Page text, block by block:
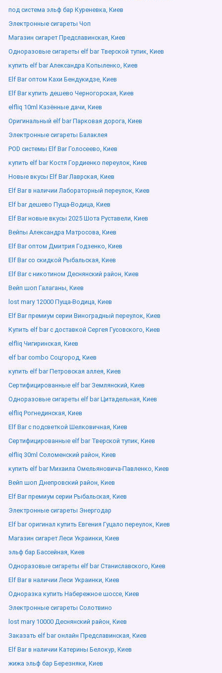
под система эльф бар Куреневка, Киев
Электронные сигареты Чоп
Магазин сигарет Предславинская, Киев
Одноразовые сигареты elf bar Тверской тупик, Киев
купить elf bar Александра Копыленко, Киев
Elf Bar оптом Кахи Бендукидзе, Киев
Elf Bar купить дешево Черногорская, Киев
elfliq 10ml Казённые дачи, Киев
Оригинальный elf bar Парковая дорога, Киев
Электронные сигареты Балаклея
POD системы Elf Bar Голосеево, Киев
купить elf bar Костя Гордиенко переулок, Киев
Новые вкусы Elf Bar Лаврская, Киев
Elf Bar в наличии Лабораторный переулок, Киев
Elf bar дешево Пуща-Водица, Киев
Elf Bar новые вкусы 2025 Шота Руставели, Киев
Вейпы Александра Матросова, Киев
Elf Bar оптом Дмитрия Годзенко, Киев
Elf Bar со скидкой Рыбальская, Киев
Elf Bar с никотином Деснянский район, Киев
Вейп шоп Галаганы, Киев
lost mary 12000 Пуща-Водица, Киев
Elf Bar премиум серии Виноградный переулок, Киев
Купить elf bar с доставкой Сергея Гусовского, Киев
elfliq Чигиринская, Киев
elf bar combo Соцгород, Киев
купить elf bar Петровская аллея, Киев
Сертифицированные elf bar Землянский, Киев
Одноразовые сигареты elf bar Цитадельная, Киев
elfliq Рогнединская, Киев
Elf Bar с подсветкой Шелковичная, Киев
Сертифицированные elf bar Тверской тупик, Киев
elfliq 30ml Соломенский район, Киев
купить elf bar Михаила Омельяновича-Павленко, Киев
Вейп шоп Днепровский район, Киев
Elf Bar премиум серии Рыбальская, Киев
Электронные сигареты Энергодар
Elf bar оригинал купить Евгения Гуцало переулок, Киев
Магазин сигарет Леси Украинки, Киев
эльф бар Бассейная, Киев
Одноразовые сигареты elf bar Станиславского, Киев
Elf Bar в наличии Леси Украинки, Киев
Одноразка купить Набережное шоссе, Киев
Электронные сигареты Солотвино
lost mary 10000 Деснянский район, Киев
Заказать elf bar онлайн Предславинская, Киев
Elf Bar в наличии Катерины Белокур, Киев
жижа эльф бар Березняки, Киев